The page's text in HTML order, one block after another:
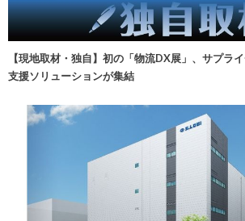
【現地取材・独自】初の「物流DX展」、サプラ
支援ソリューションが集結